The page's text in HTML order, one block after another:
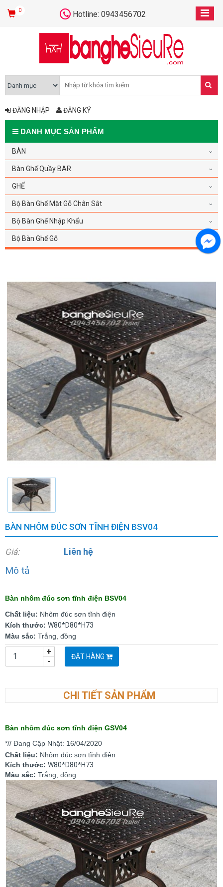
0 Hotline: 0943456702
ĐĂNG NHẬP ĐĂNG KÝ
DANH MỤC SẢN PHẨM
BÀN
Bàn Ghế Quầy BAR
GHẾ
Bộ Bàn Ghế Mặt Gỗ Chân Sắt
Bộ Bàn Ghế Nhập Khẩu
Bộ Bàn Ghế Gỗ
BÀN NHÔM ĐÚC SƠN TĨNH ĐIỆN BSV04
Giá: Liên hệ
Mô tả
Bàn nhôm đúc sơn tĩnh điện BSV04
Chất liệu: Nhôm đúc sơn tĩnh điện
Kích thước: W80*D80*H73
Màu sắc: Trắng, đồng
-
+ ĐẶT HÀNG
CHI TIẾT SẢN PHẨM
Bàn nhôm đúc sơn tĩnh điện GSV04
*// Đang Cập Nhật: 16/04/2020
Chất liệu: Nhôm đúc sơn tĩnh điện
Kích thước: W80*D80*H73
Màu sắc: Trắng, đồng